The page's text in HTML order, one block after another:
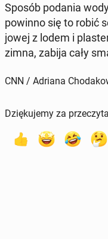
Sposób podania
powinno się to robić
jo­wej z lodem i
zimna, zabija cały
CNN / Adriana
Dziękujemy za